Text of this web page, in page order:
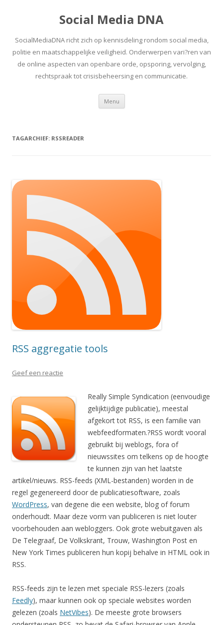
Social Media DNA
SocialMediaDNA richt zich op kennisdeling rondom social media,
politie en maatschappelijke veiligheid. Onderwerpen vari?ren van
de online aspecten van openbare orde, opsporing, vervolging,
rechtspraak tot crisisbeheersing en communicatie.
Menu Spring
inhoud
TAGARCHIEF: RSSREADER
RSS aggregatie tools
Geef een reactie
Really Simple Syndication (eenvoudige
gelijktijdige publicatie), meestal
afgekort tot RSS, is een familie van
webfeedformaten.?RSS wordt vooral
gebruikt bij weblogs, fora of
nieuwssites om telkens op de hoogte
te kunnen zijn van het laatste
artikel/nieuws. RSS-feeds (XML-bestanden) worden in de
regel gegenereerd door de publicatiesoftware, zoals
WordPress, van degene die een website, blog of forum
onderhoudt. Maar deze vorm van publiceren is niet louter
voorbehouden aan webloggers. Ook grote webuitgaven als
De Telegraaf, De Volkskrant, Trouw, Washington Post en
New York Times publiceren hun kopij behalve in HTML ook in
RSS.
RSS-feeds zijn te lezen met speciale RSS-lezers (zoals
Feedly), maar kunnen ook op speciale websites worden
gelezen (zoals NetVibes). De meeste grote browsers